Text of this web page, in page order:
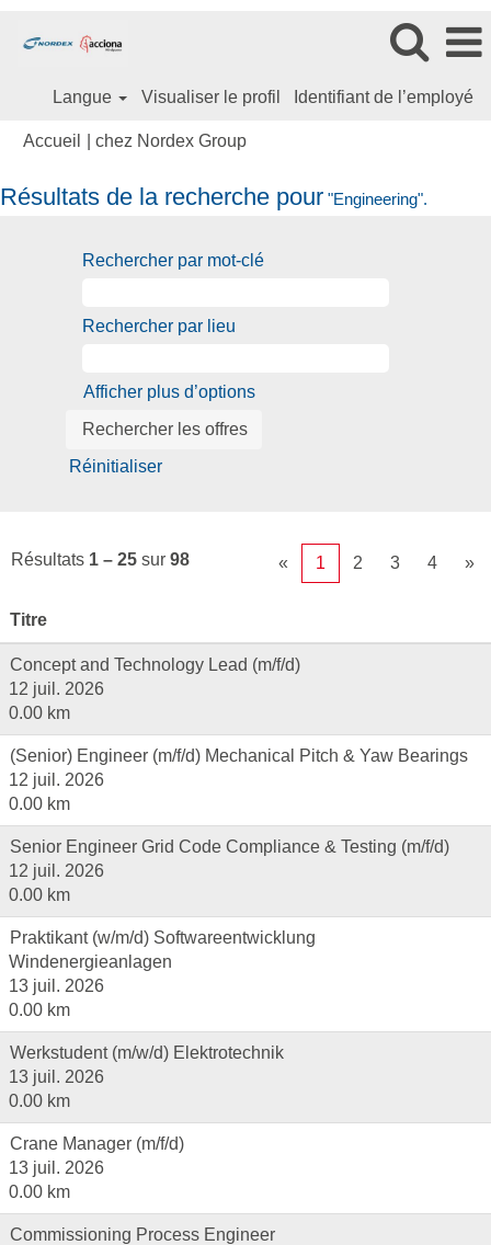
Langue Visualiser le profil Identifiant de l’employé
Accueil chez Nordex Group(page
Résultats de la recherche pour "Engineering".
Rechercher par mot-clé
Rechercher par lieu
Afficher plus d’options
Réinitialiser
Résultats 1 – 25 sur 98 « 1 2 3 4 »
Titre
Concept and Technology Lead (m/f/d)
12 juil. 2026
0.00 km
(Senior) Engineer (m/f/d) Mechanical Pitch & Yaw Bearings
12 juil. 2026
0.00 km
Senior Engineer Grid Code Compliance & Testing (m/f/d)
12 juil. 2026
0.00 km
Praktikant (w/m/d) Softwareentwicklung
Windenergieanlagen
13 juil. 2026
0.00 km
Werkstudent (m/w/d) Elektrotechnik
13 juil. 2026
0.00 km
Crane Manager (m/f/d)
13 juil. 2026
0.00 km
Commissioning Process Engineer